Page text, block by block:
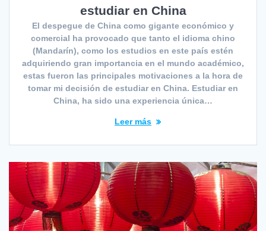
estudiar en China
El despegue de China como gigante económico y
comercial ha provocado que tanto el idioma chino
(Mandarín), como los estudios en este país estén
adquiriendo gran importancia en el mundo académico,
estas fueron las principales motivaciones a la hora de
tomar mi decisión de estudiar en China. Estudiar en
China, ha sido una experiencia única…
Leer más